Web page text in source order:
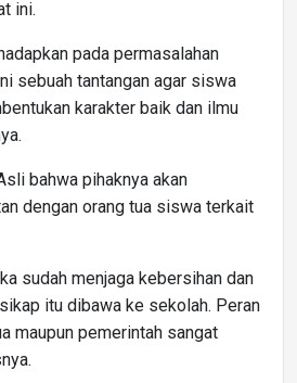
ini.
pada permasalahan
sebuah tantangan agar siswa
karakter baik dan ilmu
bahwa pihaknya akan
dengan orang tua siswa terkait
sudah menjaga kebersihan dan
itu dibawa ke sekolah. Peran
maupun pemerintah sangat